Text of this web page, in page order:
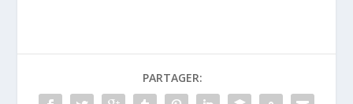
PARTAGER: